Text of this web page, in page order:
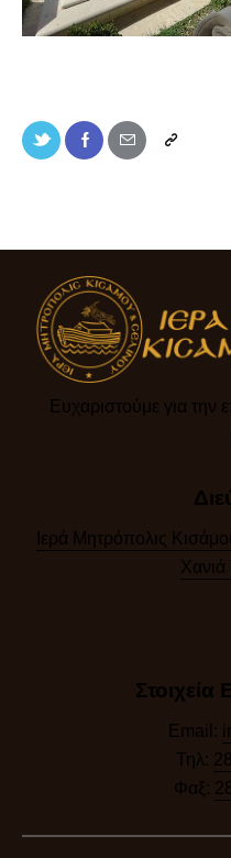
Ευχαριστούμε για την
Ιερά Μητρόπολις
Στοιχεία
Email:
Τηλ:
Φαξ: